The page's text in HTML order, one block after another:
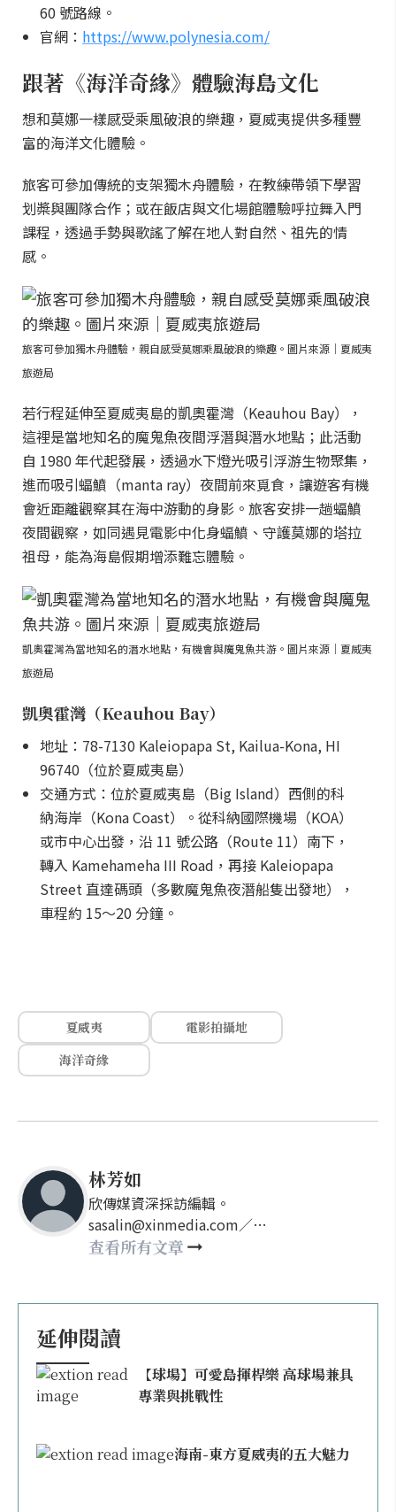
60 號路線。
官網： https://www.polynesia.com/
跟著《海洋奇緣》體驗海島文化
想和莫娜一樣感受乘風破浪的樂趣，夏威夷提供多種豐
富的海洋文化體驗。
旅客可參加傳統的支架獨木舟體驗，在教練帶領下學習
划槳與團隊合作；或在飯店與文化場館體驗呼拉舞入門
課程，透過手勢與歌謠了解在地人對自然、祖先的情
感。
旅客可參加獨木舟體驗，親自感受莫娜乘風破浪的樂趣。圖片來源｜夏威夷
旅遊局
若行程延伸至夏威夷島的凱奧霍灣（Keauhou Bay），
這裡是當地知名的魔鬼魚夜間浮潛與潛水地點；此活動
自 1980 年代起發展，透過水下燈光吸引浮游生物聚集，
進而吸引蝠鱝（manta ray）夜間前來覓食，讓遊客有機
會近距離觀察其在海中游動的身影。旅客安排一趟蝠鱝
夜間觀察，如同遇見電影中化身蝠鱝、守護莫娜的塔拉
祖母，能為海島假期增添難忘體驗。
凱奧霍灣為當地知名的潛水地點，有機會與魔鬼魚共游。圖片來源｜夏威夷
旅遊局
凱奧霍灣（Keauhou Bay）
地址：78-7130 Kaleiopapa St, Kailua-Kona, HI
96740（位於夏威夷島）
交通方式：位於夏威夷島（Big Island）西側的科
納海岸（Kona Coast）。從科納國際機場（KOA）
或市中心出發，沿 11 號公路（Route 11）南下，
轉入 Kamehameha III Road，再接 Kaleiopapa
Street 直達碼頭（多數魔鬼魚夜潛船隻出發地），
車程約 15～20 分鐘。
夏威夷
電影拍攝地
海洋奇緣
林芳如
欣傳媒資深採訪編輯。
sasalin@xinmedia.com／
happy21917@gmail.com
查看所有文章
延伸閱讀
【球場】可愛島揮桿樂 高球場兼具
專業與挑戰性
海南-東方夏威夷的五大魅力